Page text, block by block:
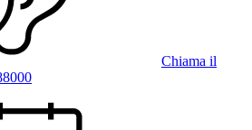
Chiama il